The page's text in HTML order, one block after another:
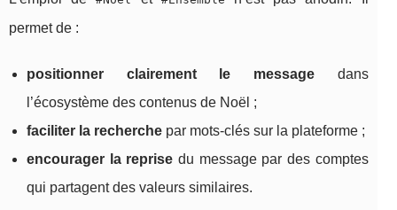
permet de :
positionner clairement le messagedans
l’écosystème des contenus de Noël ;
faciliter la recherche par mots-clés sur la plateforme ;
encourager la reprise du message par des comptes
qui partagent des valeurs similaires.